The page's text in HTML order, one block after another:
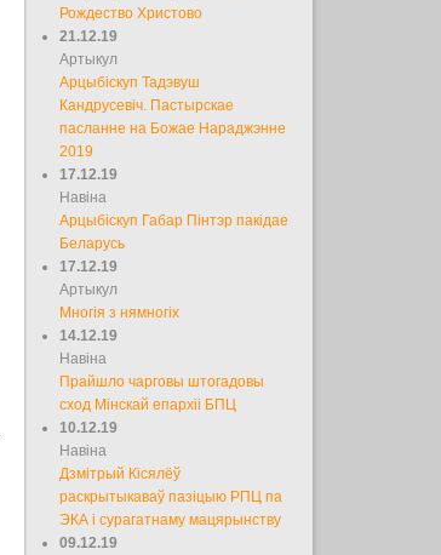
Рождество Христово
21.12.19
Артыкул
Арцыбіскуп Тадэвуш
Кандрусевіч. Пастырскае
пасланне на Божае Нараджэнне
2019
17.12.19
Навіна
Арцыбіскуп Габар Пінтэр пакідае
Беларусь
17.12.19
Артыкул
Многія з нямногіх
14.12.19
Навіна
Прайшло чарговы штогадовы
сход Мінскай епархіі БПЦ
10.12.19
Навіна
Дзмітрый Кісялёў
раскрытыкаваў пазіцыю РПЦ па
ЭКА і сурагатнаму мацярынству
09.12.19